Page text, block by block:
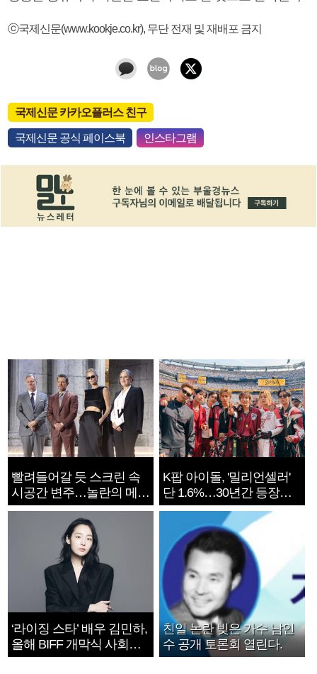
ⓒ국제신문(www.kookje.co.kr), 무단 전재 및 재배포 금지
국제신문 카카오플러스 친구
국제신문 공식 페이스북 인스타그램
빨려들어갈 듯 스크린 속
시공간 변주…놀란의 메시
지는 ‘전쟁 속죄’
K팝 아이돌, '밀리언셀러'
단 1.6%…30년간 등장
1182개팀 전수조사
‘라이징 스타’ 배우 김민하,
올해 BIFF 개막식 사회자
확정
친일 논란 빚은 가수 남인
수 공개 토론회 열린다.